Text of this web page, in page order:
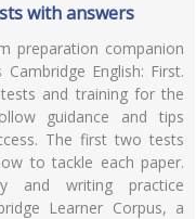
with answers
preparation companion
English: First.
and training for the
guidance and tips
The first two tests
to tackle each paper.
and writing practice
Learner Corpus, a